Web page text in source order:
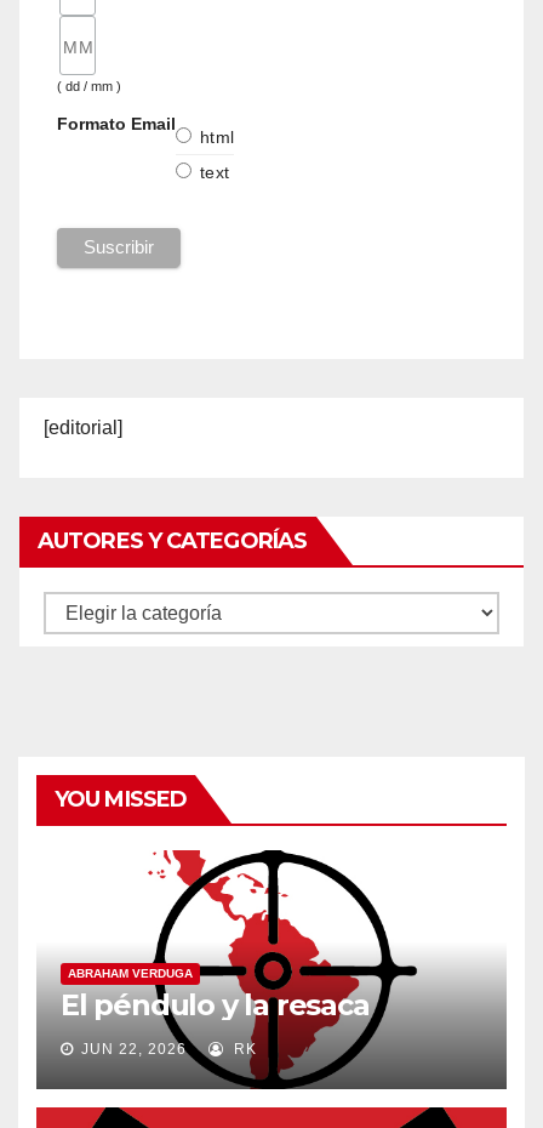
( dd / mm )
Formato Email
html
text
[editorial]
AUTORES Y CATEGORÍAS
Autores
YOU MISSED
ABRAHAM VERDUGA
El péndulo y la resaca
JUN 22, 2026 RK